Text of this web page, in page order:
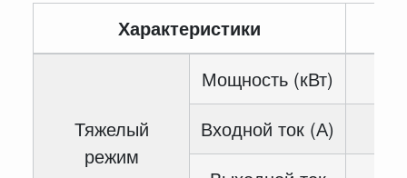
Характеристики
Тяжелый
режим
Мощность (кВт)
Входной ток (А)